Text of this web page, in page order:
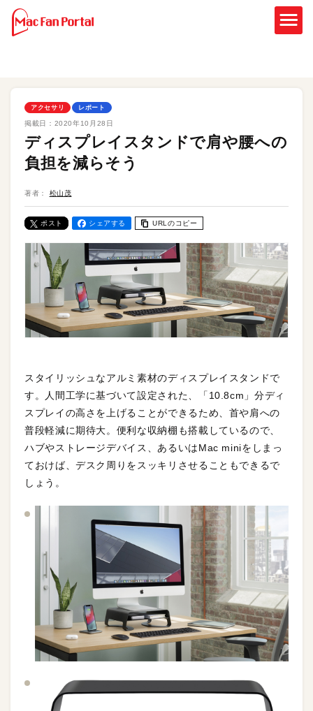
アクセサリ レポート
掲載日： 2020年10月28日
ディスプレイスタンドで肩や腰への
負担を減らそう
著者： 松山茂
ポスト シェアする URLのコピー
スタイリッシュなアルミ素材のディスプレイスタンドで
す。人間工学に基づいて設定された、「10.8cm」分ディ
スプレイの高さを上げることができるため、首や肩への
普段軽減に期待大。便利な収納棚も搭載しているので、
ハブやストレージデバイス、あるいはMac miniをしまっ
ておけば、デスク周りをスッキリさせることもできるで
しょう。